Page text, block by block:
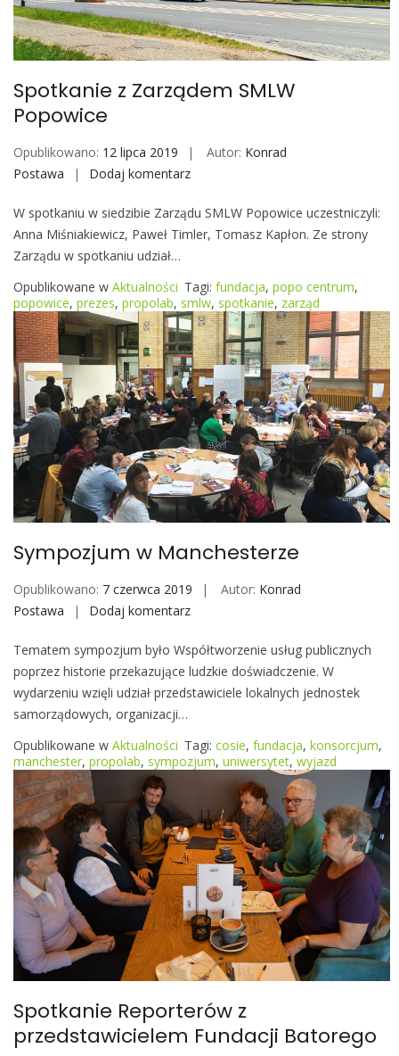
n
t
r
m
Spotkanie z Zarządem SMLW
Popowice
Opublikowano: 12 lipca 2019 Autor: Konrad
Postawa
Dodaj komentarz
o
t
a
n
i
e
z
Z
a
r
z
ą
d
e
S
P
o
p
i
c
W spotkaniu w siedzibie Zarządu SMLW Popowice uczestniczyli:
Anna Miśniakiewicz, Paweł Timler, Tomasz Kapłon. Ze strony
Zarządu w spotkaniu udział…
Opublikowane w Aktualności Tagi: fundacja, popo centrum,
popowice, prezes, propolab, smlw, spotkanie, zarząd
Sympozjum w Manchesterze
Opublikowano: 7 czerwca 2019 Autor: Konrad
Postawa
Dodaj komentarz
m
p
o
j
u
M
a
n
c
h
e
s
t
r
z
Tematem sympozjum było Współtworzenie usług publicznych
poprzez historie przekazujące ludzkie doświadczenie. W
wydarzeniu wzięli udział przedstawiciele lokalnych jednostek
samorządowych, organizacji…
Opublikowane w Aktualności Tagi: cosie, fundacja, konsorcjum,
manchester, propolab, sympozjum, uniwersytet, wyjazd
Spotkanie Reporterów z
przedstawicielem Fundacji Batorego